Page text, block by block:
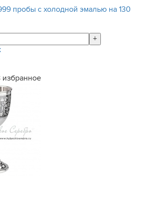
пробы с холодной эмалью на 130
+
избранное